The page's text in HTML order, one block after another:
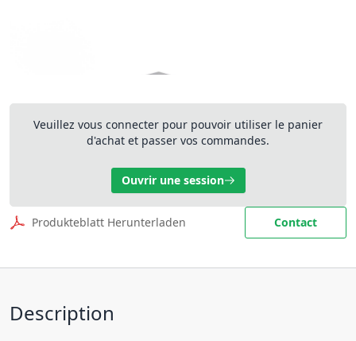
Veuillez vous connecter pour pouvoir utiliser le panier
d'achat et passer vos commandes.
Ouvrir une session
Produkteblatt Herunterladen Contact
Description